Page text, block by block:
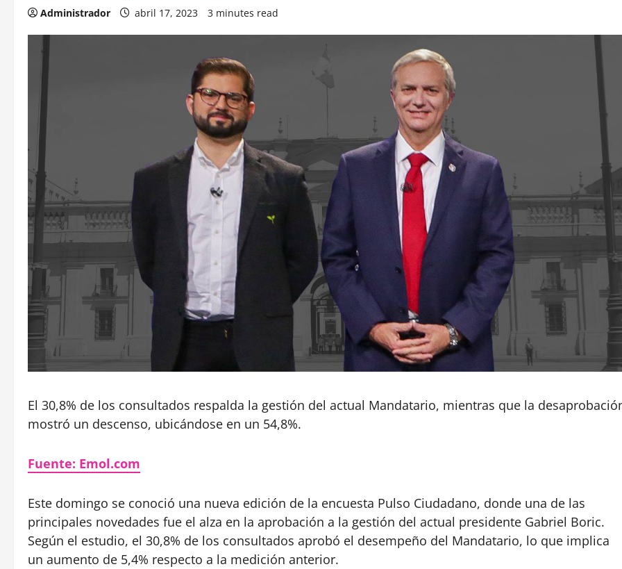
Administrador abril 17, 2023 3 minutes read
El 30,8% de los consultados respalda la gestión del actual Mandatario, mientras que la
mostró un descenso, ubicándose en un 54,8%.
Fuente: Emol.com
Este domingo se conoció una nueva edición de la encuesta Pulso Ciudadano, donde una de las
principales novedades fue el alza en la aprobación a la gestión del actual presidente Gabriel Boric.
Según el estudio, el 30,8% de los consultados aprobó el desempeño del Mandatario, lo que implica
un aumento de 5,4% respecto a la medición anterior.